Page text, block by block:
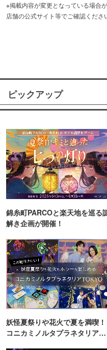
※掲載内容が変更となっている場合
店舗の公式サイト等でご確認くださ
ピックアップ
錦糸町PARCOと楽天地を巡る
解き企画が開催！
妖怪夏祭りや花火で夏を満喫！
コニカミノルタプラネタリア